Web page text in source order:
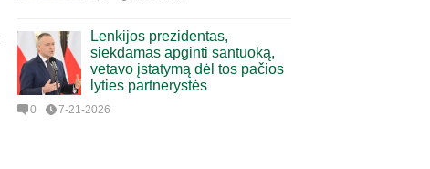
Lenkijos prezidentas,
siekdamas apginti santuoką,
vetavo įstatymą dėl tos pačios
lyties partnerystės
0 7-21-2026